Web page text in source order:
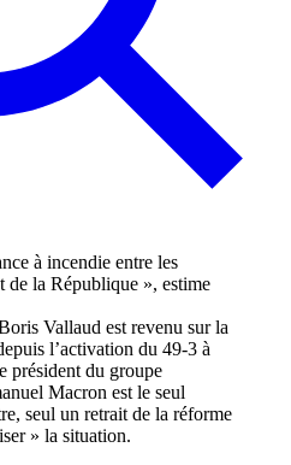
Vallaud est revenu sur la
l’activation du 49-3 à
président du groupe
Macron est le seul
seul un retrait de la réforme
» la situation.